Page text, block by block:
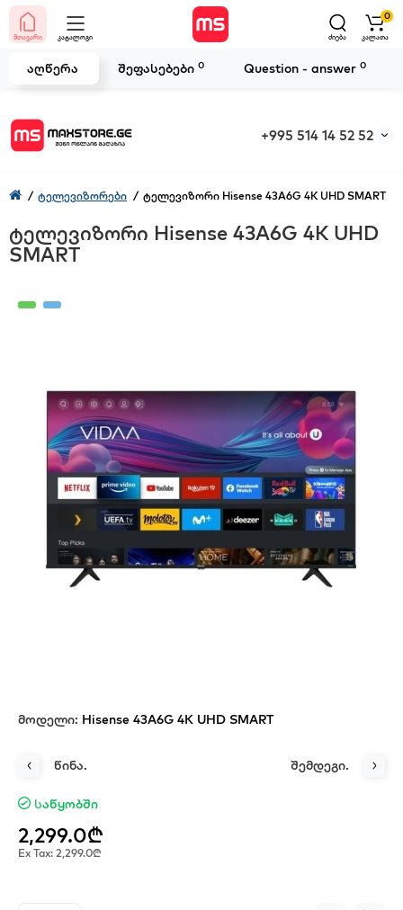
+995 514 14 52 52
მთავარი კატალოგი ძიება
0
კალათა
ტელევიზორები ტელევიზორი Hisense 43A6G 4K UHD SMART
ტელევიზორი Hisense 43A6G 4K UHD
SMART
მოდელი: Hisense 43A6G 4K UHD SMART
წინა. შემდეგი.
Საწყობში
2,299.0₾
Ex Tax: 2,299.0₾
აღწერა შეფასებები 0 Question - answer 0